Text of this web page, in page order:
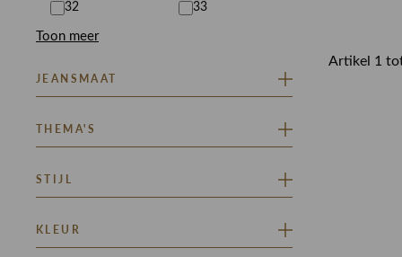
32
33
Toon meer
JEANSMAAT
THEMA'S
CHOCOLATE ERA
CLEAN GIRL AESTHETIC
STIJL
KLEUR
Artikel 1